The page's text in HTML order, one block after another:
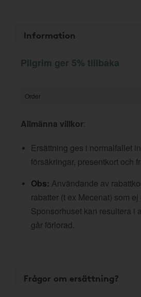
Information
Pilgrim ger 5% tillbaka
Order
Allmänna villkor:
Ersättning ges i normalfallet
försäkringar, presentkort och
Obs: Användande av
rabatter (t ex Mecenat) som
Sponsorhuset kan resultera i
går förlorad.
Frågor om ersättning?